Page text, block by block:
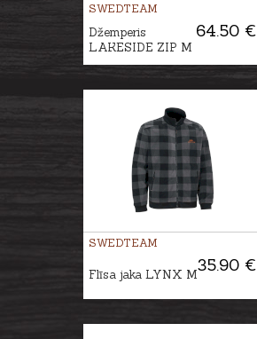
SWEDTEAM
64.50 €
Džemperis
LAKESIDE ZIP M
SWEDTEAM
35.90 €
Flīsa jaka LYNX M